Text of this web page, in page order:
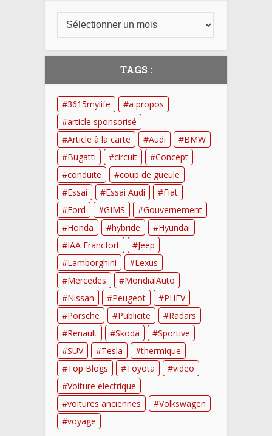
TAGS :
3615mylife
a propos
article sponsorisé
Article à la carte
Audi
BMW
Bugatti
circuit
Concept
conduite
coup de gueule
Essai
Essai Audi
Fiat
Ford
GIMS
Gouvernement
Honda
hybride
Hyundai
IAA Francfort
Jeep
Lamborghini
Lexus
Mercedes
MondialAuto
Nissan
Peugeot
PHEV
Porsche
Publicite
Radars
Renault
Skoda
Sportive
SUV
Tesla
thermique
Top Blogs
Toyota
video
Voiture electrique
voitures anciennes
Volkswagen
voyage